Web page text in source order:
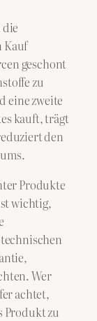
Kauf
geschont
zu
eine zweite
kauft, trägt
den
Produkte
wichtig,
Wer
achtet,
Produkt zu